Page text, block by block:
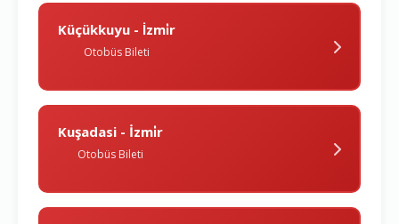
Küçükkuyu - İzmi̇r
Otobüs Bileti
Kuşadasi - İzmi̇r
Otobüs Bileti